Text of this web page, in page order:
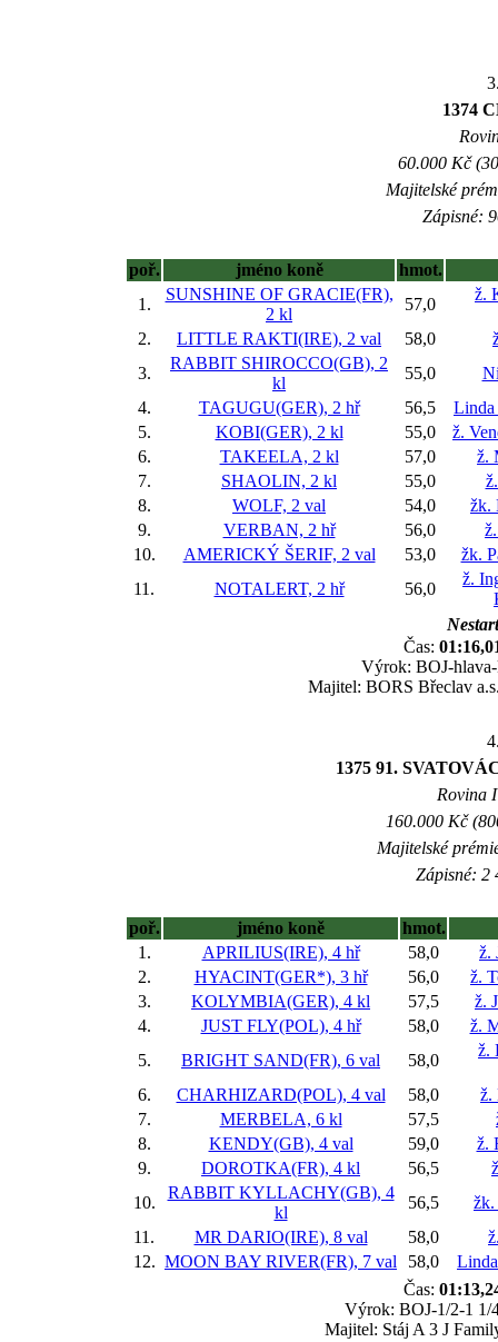
1374
60.000 Kč
Majitelské
Zápisné:
poř. jméno koně
hmot.
1.
SUNSHINE OF GRACIE(FR),
2 kl
57,0
ž.
2. LITTLE RAKTI(IRE), 2 val 58,0
3.
RABBIT SHIROCCO(GB), 2
kl
55,0
4.
TAGUGU(GER), 2 hř 56,5
Linda
5.
KOBI(GER), 2 kl 55,0
ž.
6.
TAKEELA, 2 kl 57,0
ž.
7.
SHAOLIN, 2 kl 55,0
8.
WOLF, 2 val 54,0
žk.
9.
VERBAN, 2 hř 56,0
10.
AMERICKÝ ŠERIF, 2 val 53,0
žk.
11.
NOTALERT, 2 hř 56,0
ž.
Čas:
Výrok: BOJ-
Majitel: BORS Břeclav
1375 91.
Rovina
160.000 Kč
Majitelské
Zápisné: 2
poř. jméno koně
hmot.
1.
APRILIUS(IRE), 4 hř 58,0
ž.
2.
HYACINT(GER*), 3 hř 56,0
ž.
3.
KOLYMBIA(GER), 4 kl 57,5
ž.
4.
JUST FLY(POL), 4 hř 58,0
ž.
5.
BRIGHT SAND(FR), 6 val 58,0
ž.
6. CHARHIZARD(POL), 4 val 58,0
ž.
7.
MERBELA, 6 kl 57,5
8.
KENDY(GB), 4 val 59,0
ž.
9.
DOROTKA(FR), 4 kl 56,5
10.
RABBIT KYLLACHY(GB), 4
kl
56,5
žk.
11.
MR DARIO(IRE), 8 val 58,0
12. MOON BAY RIVER(FR), 7 val 58,0
Čas:
Výrok: BOJ-1/2-1 1/
Majitel: Stáj A 3 J